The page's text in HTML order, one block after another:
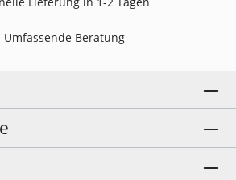
Umfassende Beratung